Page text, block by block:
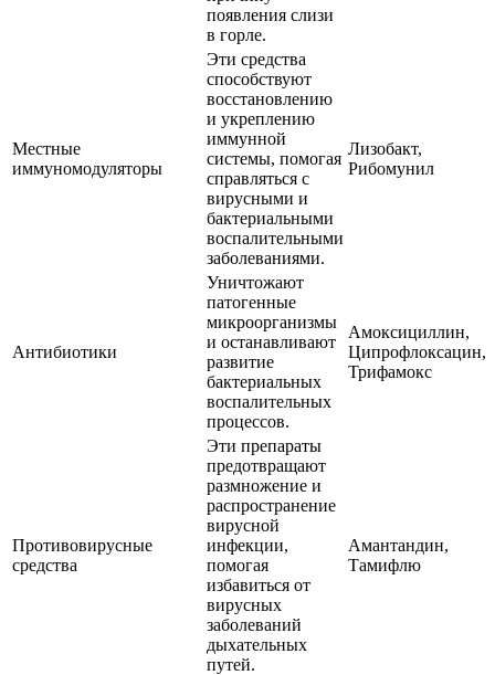
появления слизи
в горле.
Местные
иммуномодуляторы
Эти средства
способствуют
восстановлению
и укреплению
иммунной
системы, помогая
справляться с
вирусными и
бактериальными
воспалительными
заболеваниями.
Лизобакт,
Рибомунил
Антибиотики
Уничтожают
патогенные
микроорганизмы
и останавливают
развитие
бактериальных
воспалительных
процессов.
Амоксициллин,
Ципрофлоксацин,
Трифамокс
Противовирусные
средства
Эти препараты
предотвращают
размножение и
распространение
вирусной
инфекции,
помогая
избавиться от
вирусных
заболеваний
дыхательных
путей.
Амантандин,
Тамифлю